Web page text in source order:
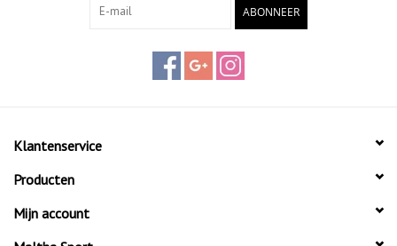
ABONNEER
Klantenservice
Producten
Mijn account